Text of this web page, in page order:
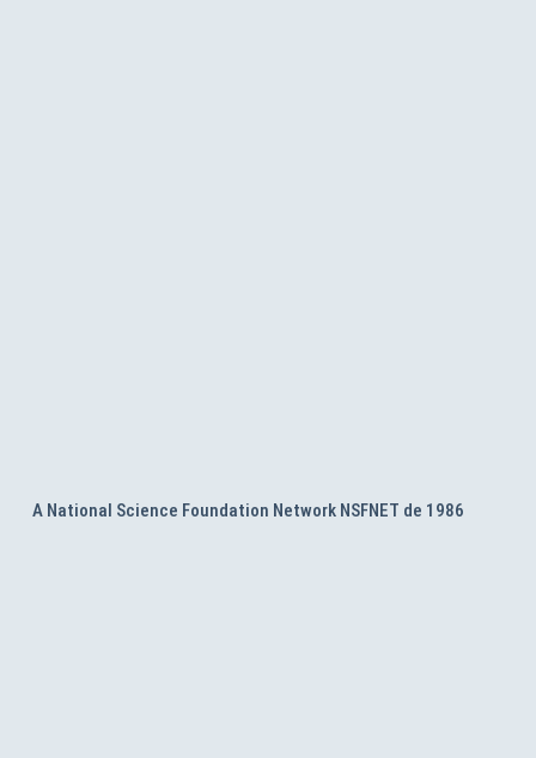
A National Science Foundation Network NSFNET de 1986